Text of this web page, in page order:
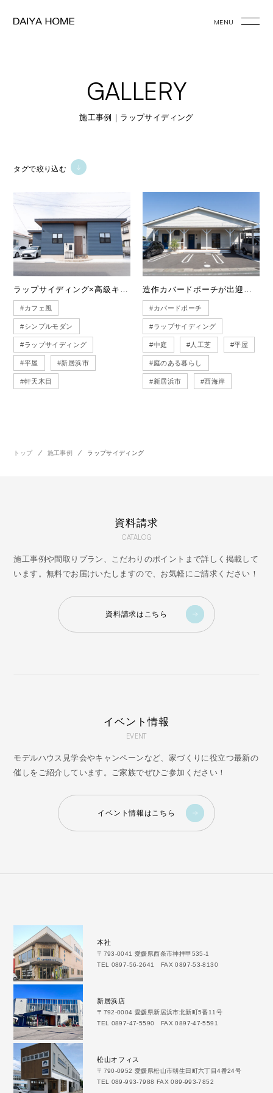
MENU
GALLERY
施工事例｜ラップサイディング
タグで絞り込む
ラップサイディング×高級キッチン｜インテリア輝く平屋
#カフェ風
#シンプルモダン
#ラップサイディング
#平屋 #新居浜市
#軒天木目
造作カバードポーチが出迎える西海岸風の家
#カバードポーチ
#ラップサイディング
#中庭 #人工芝 #平屋
#庭のある暮らし
#新居浜市 #西海岸
トップ 施工事例 ラップサイディング
資料請求
CATALOG
施工事例や間取りプラン、こだわりのポイントまで詳しく掲載して
います。無料でお届けいたしますので、お気軽にご請求ください！
資料請求はこちら
イベント情報
EVENT
モデルハウス見学会やキャンペーンなど、家づくりに役立つ最新の
催しをご紹介しています。ご家族でぜひご参加ください！
イベント情報はこちら
本社
〒793-0041 愛媛県西条市神拝甲535-1
TEL 0897-56-2641 FAX 0897-53-8130
新居浜店
〒792-0004 愛媛県新居浜市北新町5番11号
TEL 0897-47-5590 FAX 0897-47-5591
松山オフィス
〒790-0952 愛媛県松山市朝生田町六丁目4番24号
TEL 089-993-7988 FAX 089-993-7852